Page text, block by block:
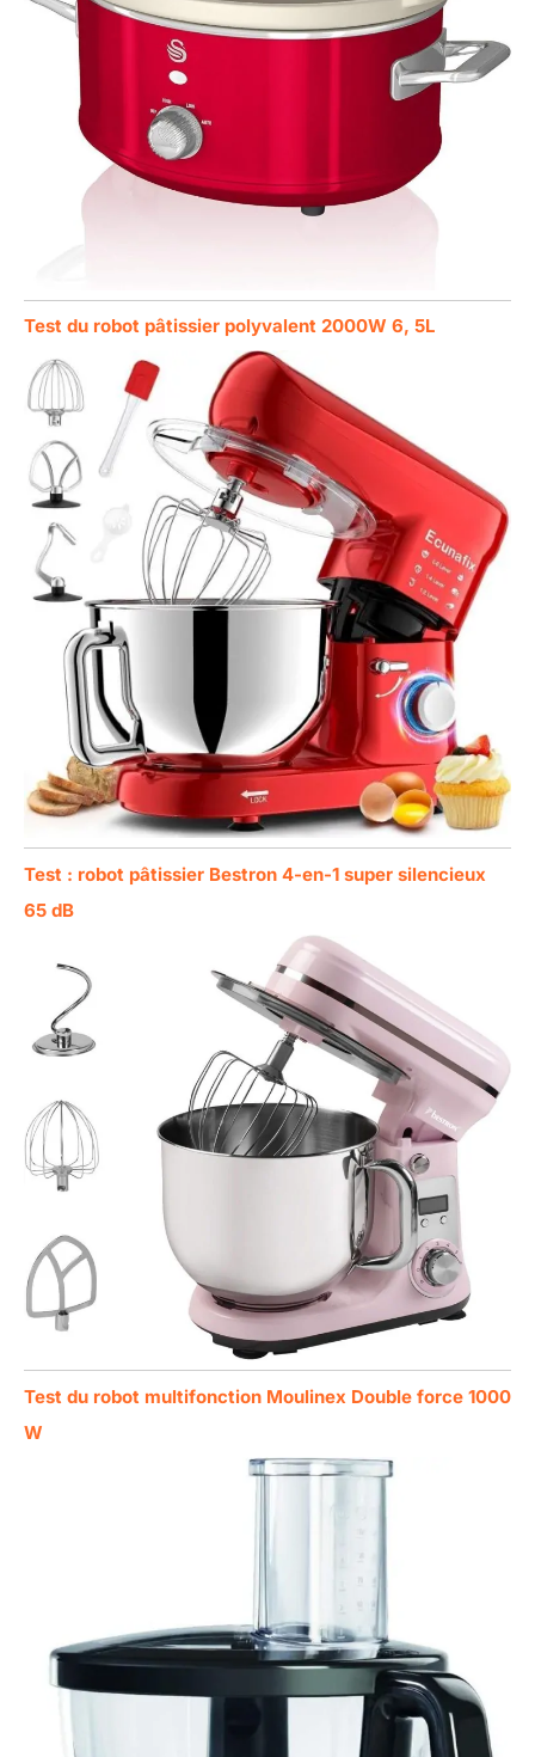
Test du robot pâtissier polyvalent 2000W 6, 5L
Test : robot pâtissier Bestron 4-en-1 super silencieux
65 dB
Test du robot multifonction Moulinex Double force 1000
W